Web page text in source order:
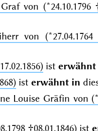
von (*24.10.1796
von (*27.04.1764
ist erwähnt
ist erwähnt in
Louise Gräfin von
†08.01.1846)ist